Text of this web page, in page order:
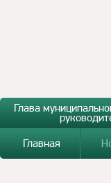
Глава
Главная